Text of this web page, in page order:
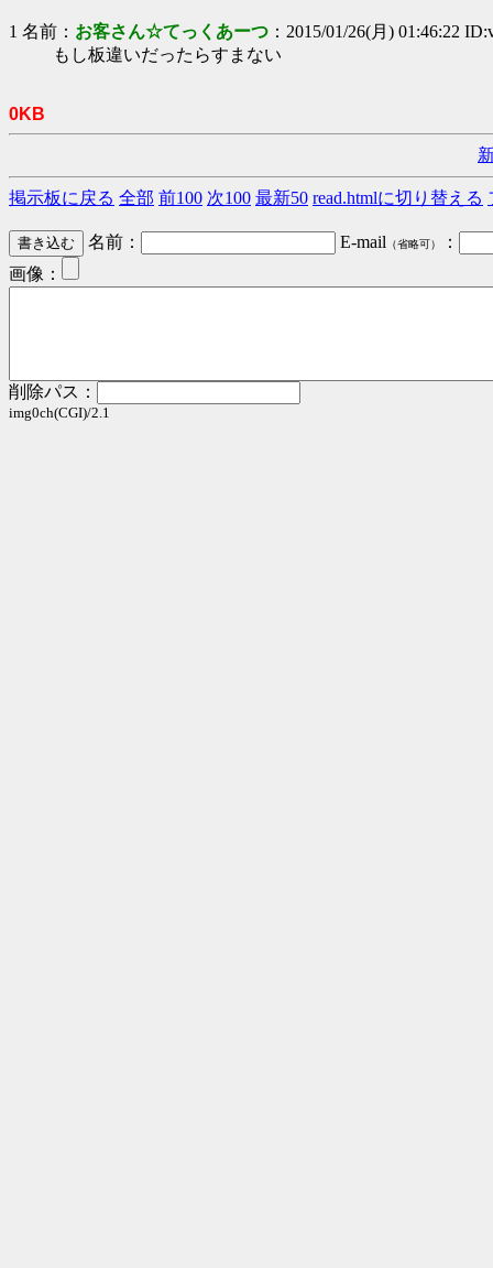
1 名前： お客さん☆てっくあーつ ：2015/01/26(月) 01:46:22
もし板違いだったらすまない
0KB
掲示板に戻る 全部 前100 次100 最新50 read.htmlに切り替える
名前： E-mail （省略可）
：
画像：
削除パス：
img0ch(CGI)/2.1